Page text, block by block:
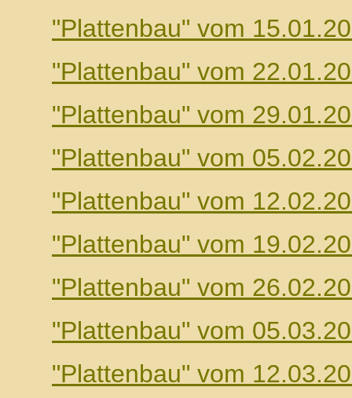
"Plattenbau" vom
"Plattenbau" vom
"Plattenbau" vom
"Plattenbau" vom
"Plattenbau" vom
"Plattenbau" vom
"Plattenbau" vom
"Plattenbau" vom
"Plattenbau" vom